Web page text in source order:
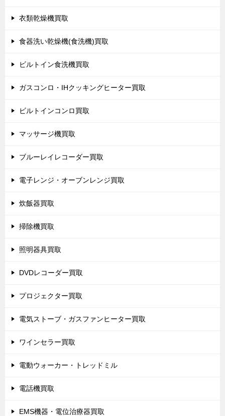
衣類乾燥機買取
食器洗い乾燥機(食洗機)買取
ビルトイン食洗機買取
ガスコンロ・IHクッキングヒーター買取
ビルトインコンロ買取
マッサージ機買取
ブルーレイレコーダー買取
電子レンジ・オーブンレンジ買取
炊飯器買取
掃除機買取
照明器具買取
DVDレコーダー買取
プロジェクター買取
電気ストーブ・ガスファンヒーター買取
ワインセラー買取
電動ウォーカー・トレッドミル
電話機買取
EMS機器・電位治療器買取